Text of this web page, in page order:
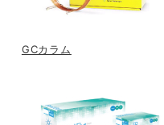
GCカラム